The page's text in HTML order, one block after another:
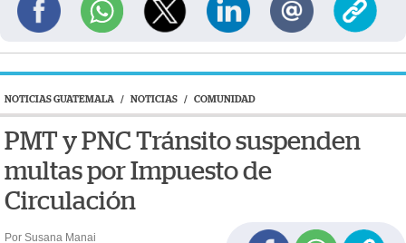
NOTICIAS GUATEMALA / NOTICIAS / COMUNIDAD
PMT y PNC Tránsito suspenden
multas por Impuesto de
Circulación
Por Susana Manai